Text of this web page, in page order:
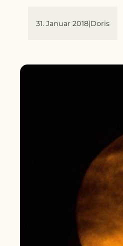
31. Januar 2018|Doris